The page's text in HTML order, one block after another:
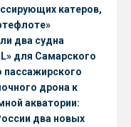
катеров,
судов и судов с
два судна
для Самарского
пассажирского
дрона к
акватории:
два новых